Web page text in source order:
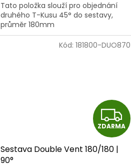
Tato položka slouží pro objednání
druhého T-Kusu 45° do sestavy,
průměr 180mm
Z
D
ZDARMA
Sestava Double Vent 180/180 |
90°
Kód: 181800-DUO870